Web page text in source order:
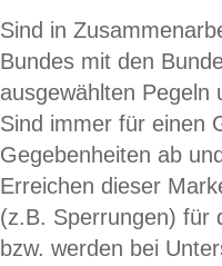
Sind in
Bundes mit den
ausgewählten
Sind immer für einen
Gegebenheiten ab
Erreichen dieser
(z.B. Sperrungen) für
bzw. werden bei